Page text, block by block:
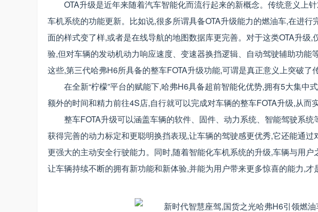
OTA升级是近年来随着汽车智能化而流行起来的新概念。传统意义上
车机系统的功能更新。比如说,很多所谓具备OTA升级能力的燃油车,在进
面的样式变了样,或者是在线导航的地图数据库更完善。对于这类OTA升级
验,但对车辆的发动机动力响应速度、变速器换挡逻辑、自动驾驶辅助功能
这些,第三代哈弗H6所具备的整车FOTA升级功能,可谓是真正意义上突破了
在全新“柠檬”平台的赋能下,哈弗H6具备超前智能化优势,拥有5大集中
额外的时间和精力前往4S店,自行就可以完成对车辆的整车FOTA升级,从而
整车FOTA升级可以涵盖车辆的软件、固件、动力系统、智能驾驶系
获得完善的动力标定和更聪明换挡表现,让车辆的驾驶感更优秀,它还能通
更强大的主动安全行驶能力。同时,随着智能化车机系统的升级,车辆与用户
让车辆持续不断的拥有新功能和新体验,并能为用户带来更多惊喜的能力,